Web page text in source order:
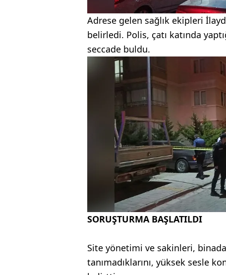
Adrese gelen sağlık ekipleri
belirledi. Polis, çatı katında
seccade buldu.
SORUŞTURMA BAŞLATILDI
Site yönetimi ve sakinleri,
tanımadıklarını, yüksek sesle